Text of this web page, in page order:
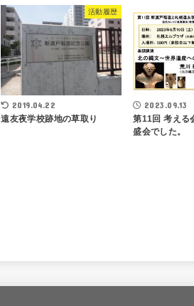
活動履歴
2019.04.22
遠友夜学校跡地の草取り
2023.09.13
第11回 考える
盛会でした。